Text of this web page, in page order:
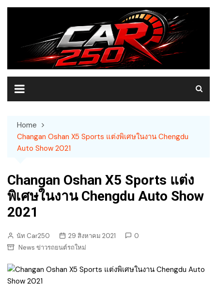
Skip
Home
Changan Oshan X5 Sports แต่งพิเศษในงาน Chengdu
Auto Show 2021
Changan Oshan X5 Sports แต่ง
พิเศษในงาน Chengdu Auto Show
2021
นัท Car250 29 สิงหาคม 2021
0
News ข่าวรถยนต์รถใหม่